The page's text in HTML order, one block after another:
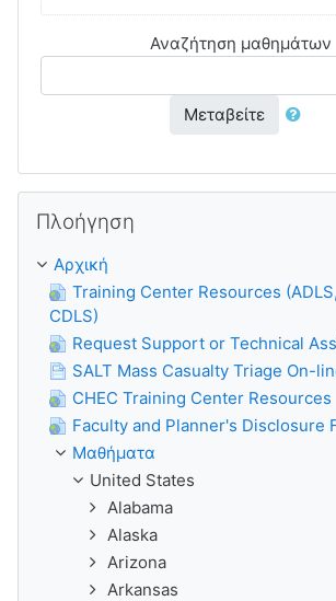
Αναζήτηση μαθημάτων
Μεταβείτε
Πλοήγηση
Αρχική
Training Center Resources
CDLS)
Request Support or Technical
SALT Mass Casualty Triage On-
CHEC Training Center Resources
Faculty and Planner's Disclosure
Μαθήματα
United States
Alabama
Alaska
Arizona
Arkansas